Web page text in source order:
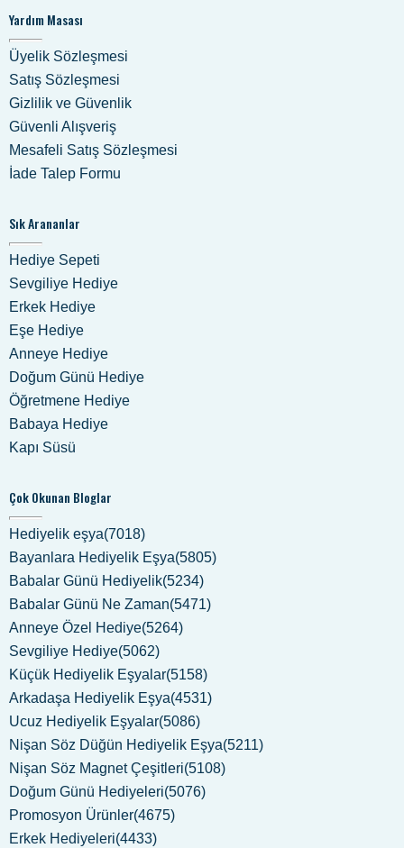
Yardım Masası
Üyelik Sözleşmesi
Satış Sözleşmesi
Gizlilik ve Güvenlik
Güvenli Alışveriş
Mesafeli Satış Sözleşmesi
İade Talep Formu
Sık Arananlar
Hediye Sepeti
Sevgiliye Hediye
Erkek Hediye
Eşe Hediye
Anneye Hediye
Doğum Günü Hediye
Öğretmene Hediye
Babaya Hediye
Kapı Süsü
Çok Okunan Bloglar
Hediyelik eşya(7018)
Bayanlara Hediyelik Eşya(5805)
Babalar Günü Hediyelik(5234)
Babalar Günü Ne Zaman(5471)
Anneye Özel Hediye(5264)
Sevgiliye Hediye(5062)
Küçük Hediyelik Eşyalar(5158)
Arkadaşa Hediyelik Eşya(4531)
Ucuz Hediyelik Eşyalar(5086)
Nişan Söz Düğün Hediyelik Eşya(5211)
Nişan Söz Magnet Çeşitleri(5108)
Doğum Günü Hediyeleri(5076)
Promosyon Ürünler(4675)
Erkek Hediyeleri(4433)